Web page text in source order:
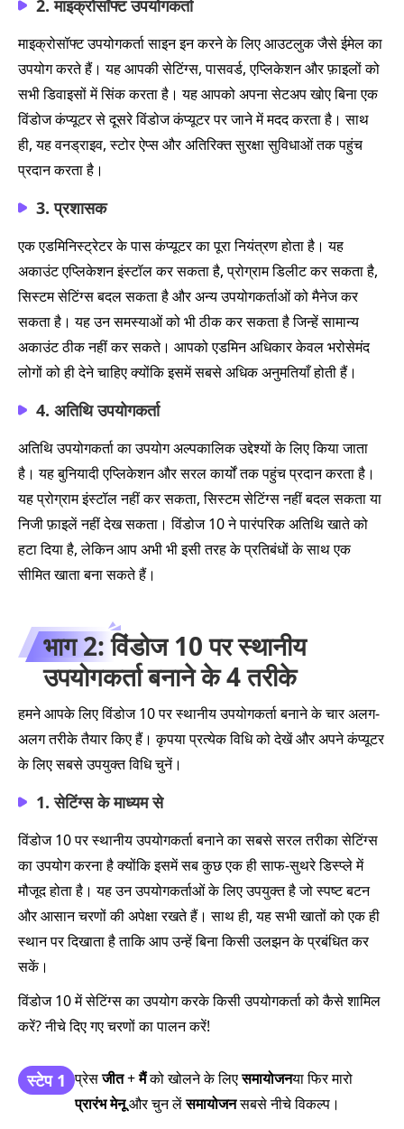
2. माइक्रोसॉफ्ट उपयोगकर्ता
माइक्रोसॉफ्ट उपयोगकर्ता साइन इन करने के लिए आउटलुक जैसे ईमेल का
उपयोग करते हैं। यह आपकी सेटिंग्स, पासवर्ड, एप्लिकेशन और फ़ाइलों को
सभी डिवाइसों में सिंक करता है। यह आपको अपना सेटअप खोए बिना एक
विंडोज कंप्यूटर से दूसरे विंडोज कंप्यूटर पर जाने में मदद करता है। साथ
ही, यह वनड्राइव, स्टोर ऐप्स और अतिरिक्त सुरक्षा सुविधाओं तक पहुंच
प्रदान करता है।
3. प्रशासक
एक एडमिनिस्ट्रेटर के पास कंप्यूटर का पूरा नियंत्रण होता है। यह
अकाउंट एप्लिकेशन इंस्टॉल कर सकता है, प्रोग्राम डिलीट कर सकता है,
सिस्टम सेटिंग्स बदल सकता है और अन्य उपयोगकर्ताओं को मैनेज कर
सकता है। यह उन समस्याओं को भी ठीक कर सकता है जिन्हें सामान्य
अकाउंट ठीक नहीं कर सकते। आपको एडमिन अधिकार केवल भरोसेमंद
लोगों को ही देने चाहिए क्योंकि इसमें सबसे अधिक अनुमतियाँ होती हैं।
4. अतिथि उपयोगकर्ता
अतिथि उपयोगकर्ता का उपयोग अल्पकालिक उद्देश्यों के लिए किया जाता
है। यह बुनियादी एप्लिकेशन और सरल कार्यों तक पहुंच प्रदान करता है।
यह प्रोग्राम इंस्टॉल नहीं कर सकता, सिस्टम सेटिंग्स नहीं बदल सकता या
निजी फ़ाइलें नहीं देख सकता। विंडोज 10 ने पारंपरिक अतिथि खाते को
हटा दिया है, लेकिन आप अभी भी इसी तरह के प्रतिबंधों के साथ एक
सीमित खाता बना सकते हैं।
भाग 2: विंडोज 10 पर स्थानीय
उपयोगकर्ता बनाने के 4 तरीके
हमने आपके लिए विंडोज 10 पर स्थानीय उपयोगकर्ता बनाने के चार अलग-
अलग तरीके तैयार किए हैं। कृपया प्रत्येक विधि को देखें और अपने कंप्यूटर
के लिए सबसे उपयुक्त विधि चुनें।
1. सेटिंग्स के माध्यम से
विंडोज 10 पर स्थानीय उपयोगकर्ता बनाने का सबसे सरल तरीका सेटिंग्स
का उपयोग करना है क्योंकि इसमें सब कुछ एक ही साफ-सुथरे डिस्प्ले में
मौजूद होता है। यह उन उपयोगकर्ताओं के लिए उपयुक्त है जो स्पष्ट बटन
और आसान चरणों की अपेक्षा रखते हैं। साथ ही, यह सभी खातों को एक ही
स्थान पर दिखाता है ताकि आप उन्हें बिना किसी उलझन के प्रबंधित कर
सकें।
विंडोज 10 में सेटिंग्स का उपयोग करके किसी उपयोगकर्ता को कैसे शामिल
करें? नीचे दिए गए चरणों का पालन करें!
स्टेप 1 प्रेसजीत+मैंको खोलने के लिएसमायोजनया फिर मारो
प्रारंभ मेनूऔर चुन लेंसमायोजनसबसे नीचे विकल्प।